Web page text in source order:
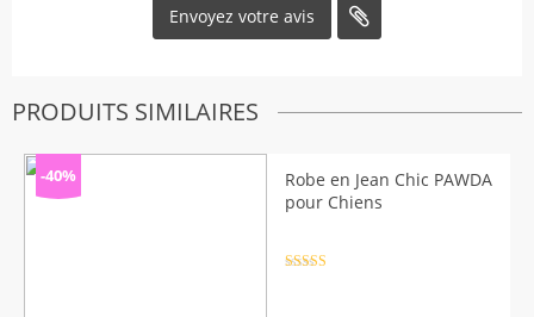
PRODUITS SIMILAIRES
-40%
Robe en Jean Chic PAWDA
pour Chiens